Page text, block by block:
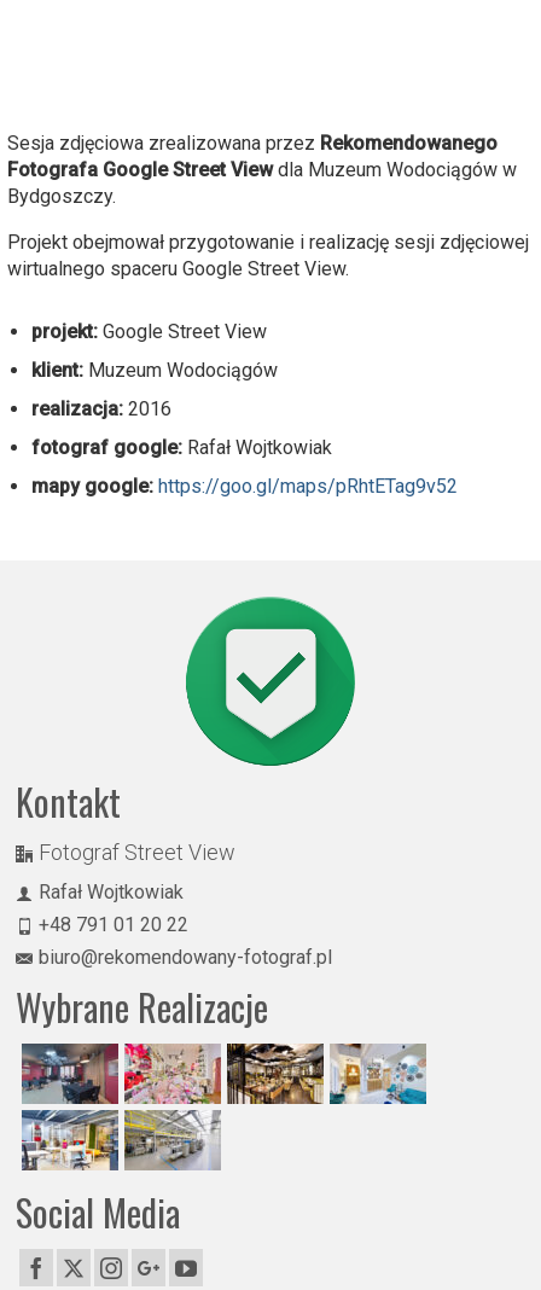
Sesja zdjęciowa zrealizowana przez Rekomendowanego
Fotografa Google Street Viewdla Muzeum Wodociągów w
Bydgoszczy.
Projekt obejmował przygotowanie i realizację sesji zdjęciowej
wirtualnego spaceru Google Street View.
projekt: Google Street View
klient: Muzeum Wodociągów
realizacja: 2016
fotograf google: Rafał Wojtkowiak
mapy google: https://goo.gl/maps/pRhtETag9v52
Kontakt
Fotograf Street View
Rafał Wojtkowiak
+48 791 01 20 22
biuro@rekomendowany-fotograf.pl
Wybrane Realizacje
Social Media